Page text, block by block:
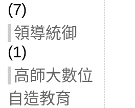
(7)
領導統御
(1)
高師大數位
自造教育